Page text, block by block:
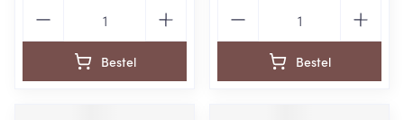
Bestel Bestel